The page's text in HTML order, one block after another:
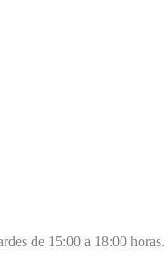
de 15:00 a 18:00 horas.